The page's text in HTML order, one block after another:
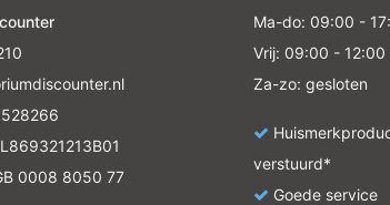
0008 8050 77
Ma-do: 09:00 -
Vrij: 09:00 - 12:00
Za-zo: gesloten
verstuurd*
Goede service